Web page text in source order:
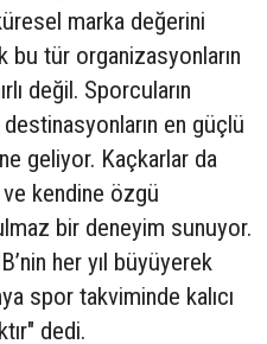
marka değerini
bu tür organizasyonların
değil. Sporcuların
en güçlü
geliyor. Kaçkarlar da
kendine özgü
bir deneyim sunuyor.
her yıl büyüyerek
spor takviminde kalıcı
dedi.